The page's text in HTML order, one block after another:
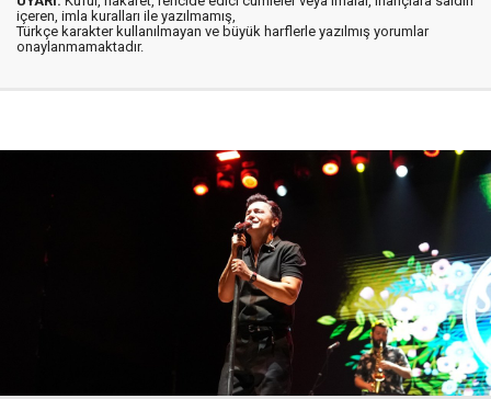
içeren, imla kuralları ile yazılmamış,
Türkçe karakter kullanılmayan ve büyük harflerle yazılmış yorumlar
onaylanmamaktadır.